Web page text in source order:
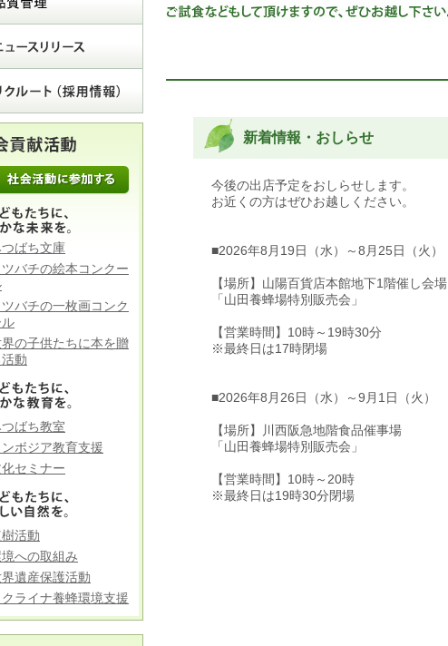
新着情報・おしらせ
今後の出店予定をおしらせします。
お近くの方はぜひお越しください。
■2026年8月19日（水）～8月25日（火）
【場所】山陽百貨店本館地下1階催し会場
「山田養蜂場特別販売会」
【営業時間】10時～19時30分
※最終日は17時閉場
■2026年8月26日（水）～9月1日（火）
【場所】川西阪急地階食品催事場
「山田養蜂場特別販売会」
【営業時間】10時～20時
※最終日は19時30分閉場
ばち文庫
ツバチの絵本コンクー
ツバチの一枚画コンク
の子供たちに本を贈
活動
ばち教室
ンボジア教育支援
セミナー
活動
への取組み
遺産保護活動
クライナ養蜂環境支援